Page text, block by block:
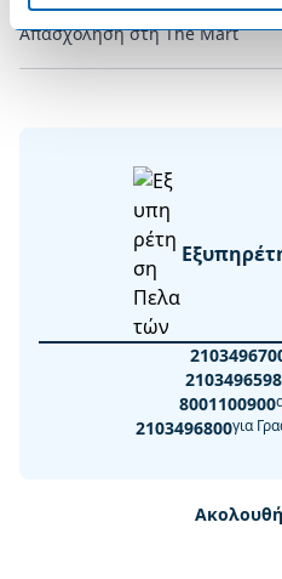
Απασχόληση στη The Mart
2103496598
8001100900
2103496800για